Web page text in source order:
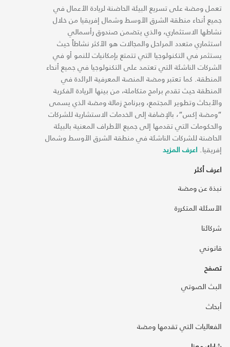
تعمل ومضة على تسريع البيئة الحاضنة لريادة الأعمال في
جميع أنحاء منطقة الشرق الأوسط وشمال إفريقيا من خلال
نشاطها الاستثماري، والذي يتضمن صندوق رأسمالي
استثماري متعدد المراحل والمجالات هو الأكثر نشاطاً حيث
يستثمر في التكنولوجيا التي تتمتع بإمكانيات للنمو أو في
الشركات الناشئة التي تعتمد على التكنولوجيا في جميع أنحاء
المنطقة. كما تعتبر ومضة المنصة المعرفية الرائدة في
المنطقة حيث تقدم برامج متكاملة، من بينها الريادة الفكرية
والأبحاث وتطوير المجتمع، وبرنامج زمالة ومضة الذي يسمى
“ومضة إكس“، بالإضافة إلى الخدمات الاستشارية للشركات
والحكومات التي تقدمها إلى جميع الأطراف المعنية بالبيئة
الحاضنة للشركات الناشئة في منطقة الشرق الأوسط وشمال
إفريقيا. اعرف المزيد
اعرف أكثر
نبذة عن ومضة
الأسئلة المتكررة
شركائنا
قانوني
تصفح
البث الصوتي
أبحاث
الفعاليات التي تقدمها ومضة